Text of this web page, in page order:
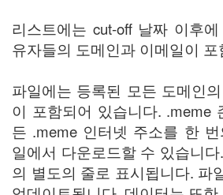
리스트에는 cut-off 날짜 이후
유자들의 도메인과 이메일이
파일에는 등록된 모든 도메인
이 포함되어 있습니다. .meme
든 .meme 인터넷 주소를 한
일에서 다운로드할 수 있습니
의 별도의 줄로 표시됩니다. 파